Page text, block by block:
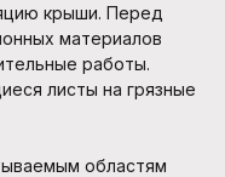
крыши. Перед
материалов
работы.
листы на грязные
областям